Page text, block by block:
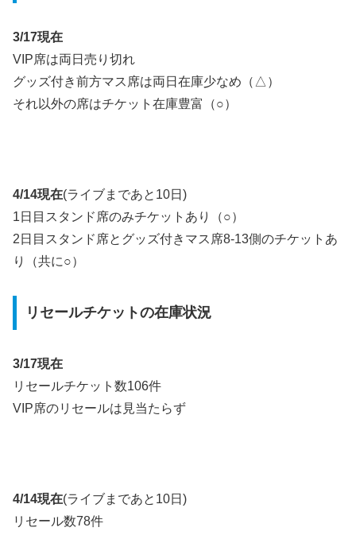
3/17現在
VIP席は両日売り切れ
グッズ付き前方マス席は両日在庫少なめ（△）
それ以外の席はチケット在庫豊富（○）
4/14現在(ライブまであと10日)
1日目スタンド席のみチケットあり（○）
2日目スタンド席とグッズ付きマス席8-13側のチケットあ
り（共に○）
リセールチケットの在庫状況
3/17現在
リセールチケット数106件
VIP席のリセールは見当たらず
4/14現在(ライブまであと10日)
リセール数78件